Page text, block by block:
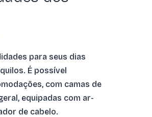
para seus dias
É possível
com camas de
equipadas com ar-
de cabelo.